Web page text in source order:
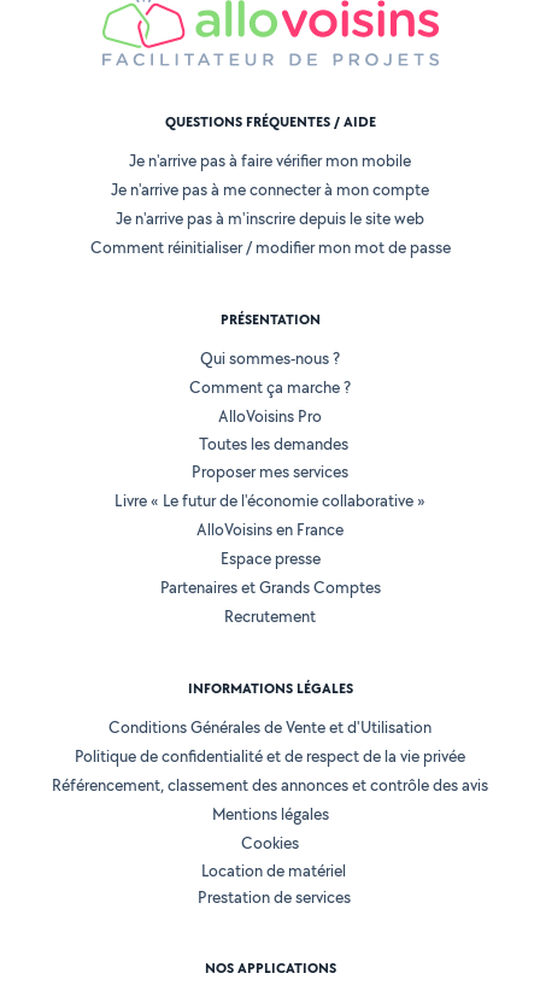
QUESTIONS FRÉQUENTES / AIDE
Je n'arrive pas à faire vérifier mon mobile
Je n'arrive pas à me connecter à mon compte
Je n'arrive pas à m'inscrire depuis le site web
Comment réinitialiser / modifier mon mot de passe
PRÉSENTATION
Qui sommes-nous ?
Comment ça marche ?
AlloVoisins Pro
Toutes les demandes
Proposer mes services
Livre « Le futur de l'économie collaborative »
AlloVoisins en France
Espace presse
Partenaires et Grands Comptes
Recrutement
INFORMATIONS LÉGALES
Conditions Générales de Vente et d'Utilisation
Politique de confidentialité et de respect de la vie privée
Référencement, classement des annonces et contrôle des avis
Mentions légales
Cookies
Location de matériel
Prestation de services
NOS APPLICATIONS